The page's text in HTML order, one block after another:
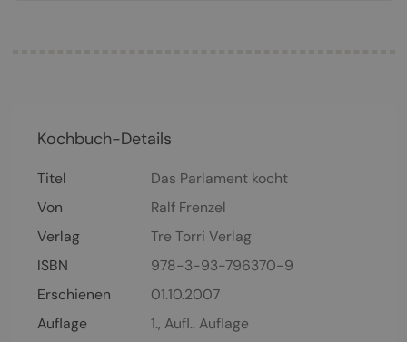
Kochbuch-Details
Titel
Das Parlament kocht
Von
Ralf Frenzel
Verlag
Tre Torri Verlag
ISBN
978-3-93-796370-9
Erschienen
01.10.2007
Auflage
1., Aufl.. Auflage